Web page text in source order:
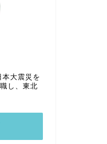
大震災を
し、東北